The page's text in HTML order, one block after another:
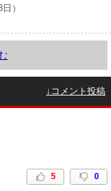
）
↓コメント投稿
5 0